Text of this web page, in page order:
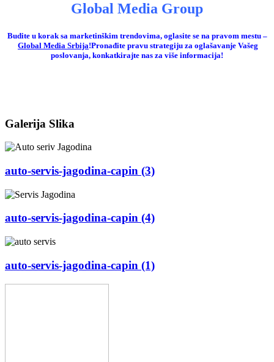
Global Media Group
Budite u korak sa marketinškim trendovima, oglasite se na pravom mestu –
Global Media Srbija!Pronađite pravu strategiju za oglašavanje Vašeg
poslovanja, konkatkirajte nas za više informacija!
Galerija Slika
auto-servis-jagodina-capin (3)
auto-servis-jagodina-capin (4)
auto-servis-jagodina-capin (1)